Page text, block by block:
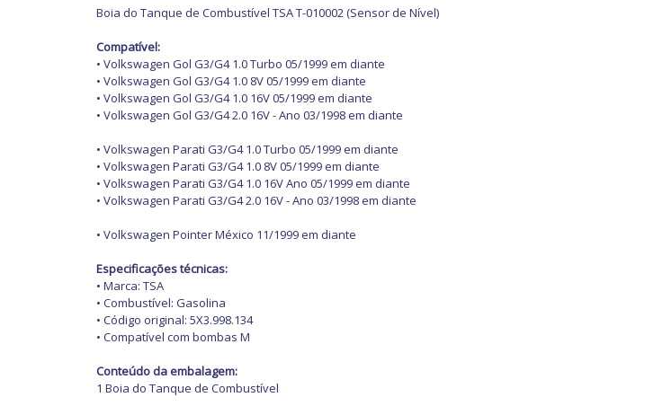
Boia do Tanque de Combustível TSA T-010002 (Sensor de Nível)
Compatível:
• Volkswagen Gol G3/G4 1.0 Turbo 05/1999 em diante
• Volkswagen Gol G3/G4 1.0 8V 05/1999 em diante
• Volkswagen Gol G3/G4 1.0 16V 05/1999 em diante
• Volkswagen Gol G3/G4 2.0 16V - Ano 03/1998 em diante
• Volkswagen Parati G3/G4 1.0 Turbo 05/1999 em diante
• Volkswagen Parati G3/G4 1.0 8V 05/1999 em diante
• Volkswagen Parati G3/G4 1.0 16V Ano 05/1999 em diante
• Volkswagen Parati G3/G4 2.0 16V - Ano 03/1998 em diante
• Volkswagen Pointer México 11/1999 em diante
Especificações técnicas:
• Marca: TSA
• Combustível: Gasolina
• Código original: 5X3.998.134
• Compatível com bombas M
Conteúdo da embalagem:
1 Boia do Tanque de Combustível